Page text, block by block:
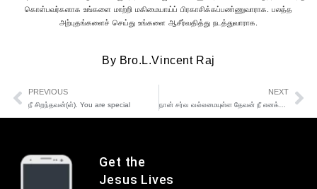
By Bro.L.Vincent Raj
PREVIOUS
நீ சிறந்தவன்(ள்). You are special
NEXT
நான் சர்வ வல்லமையுள்ள தேவன் நீ எனக்கு முன்பு நடந்து உத்தமியாயிரு.
Get the
Jesus Lives